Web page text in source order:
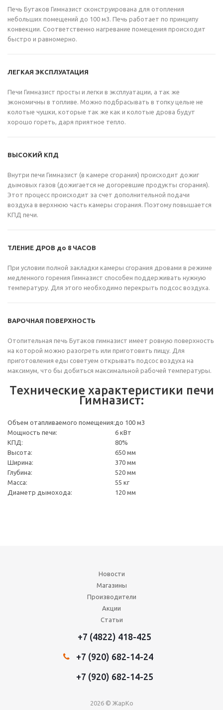
Печь Бутаков Гимназист сконструирована для отопления
небольших помещений до 100 м3. Печь работает по принципу
конвекции. Соответственно нагревание помещения происходит
быстро и равномерно.
ЛЕГКАЯ ЭКСПЛУАТАЦИЯ
Печи Гимназист просты и легки в эксплуатации, а так же
экономичны в топливе. Можно подбрасывать в топку целые не
колотые чушки, которые так же как и колотые дрова будут
хорошо гореть, даря приятное тепло.
ВЫСОКИЙ КПД
Внутри печи Гимназист (в камере сгорания) происходит дожиг
дымовых газов (дожигается не догоревшие продукты сгорания).
Этот процесс происходит за счет дополнительной подачи
воздуха в верхнюю часть камеры сгорания. Поэтому повышается
КПД печи.
ТЛЕНИЕ ДРОВ до 8 ЧАСОВ
При условии полной закладки камеры сгорания дровами в режиме
медленного горения Гимназист способен поддерживать нужную
температуру. Для этого необходимо перекрыть подсос воздуха.
ВАРОЧНАЯ ПОВЕРХНОСТЬ
Отопительная печь Бутаков гимназист имеет ровную поверхность
на которой можно разогреть или приготовить пищу. Для
приготовления еды советуем открывать подсос воздуха на
максимум, что бы добиться максимальной рабочей температуры.
Технические характеристики печи
Гимназист:
Объем отапливаемого помещения: до 100 м3
Мощность печи:
6 кВт
КПД:
80%
Высота:
650 мм
Ширина:
370 мм
Глубина:
520 мм
Масса:
55 кг
Диаметр дымохода:
120 мм
Новости
Магазины
Производители
Акции
Статьи
+7 (4822) 418-425
+7 (920) 682-14-24
+7 (920) 682-14-25
2026 © ЖарКо